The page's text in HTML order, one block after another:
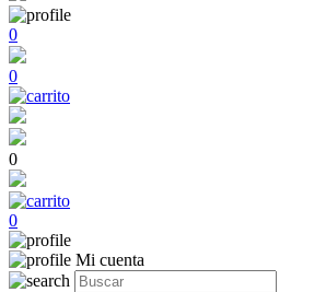
0
0
0
0
Mi cuenta